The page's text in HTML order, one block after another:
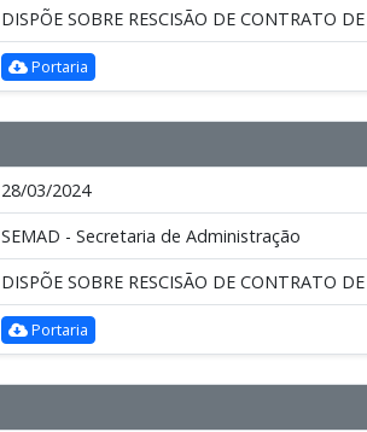
DISPÕE SOBRE RESCISÃO DE CONTRATO
Portaria
28/03/2024
SEMAD - Secretaria de Administração
DISPÕE SOBRE RESCISÃO DE CONTRATO
Portaria